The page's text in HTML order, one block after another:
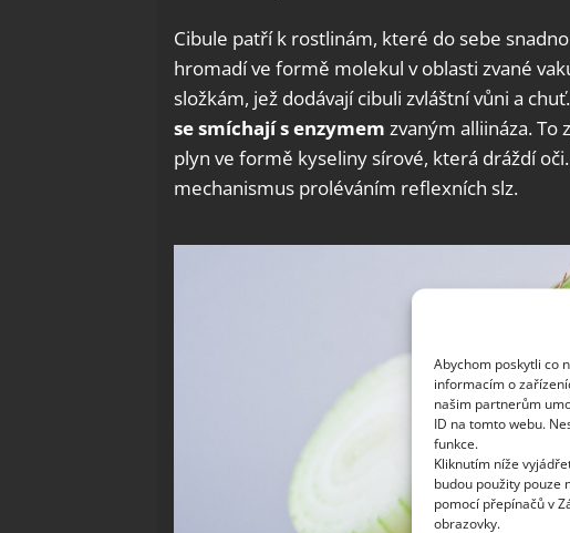
Abychom poskytli co
informacím o
našim partnerům
ID na tomto webu.
funkce.
Kliknutím níže
budou použity pouze
pomocí přepínačů v
obrazovky.
Cibule patří k rostlinám, které do sebe
hromadí ve formě molekul v oblasti zvané
složkám, jež dodávají cibuli zvláštní vůni a
se smíchají s enzymem zvaným alliináza. To
plyn ve formě kyseliny sírové, která dráždí
mechanismus proléváním reflexních slz.